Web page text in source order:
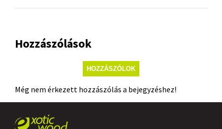
Hozzászólások
HOZZÁSZÓLOK
Még nem érkezett hozzászólás a bejegyzéshez!